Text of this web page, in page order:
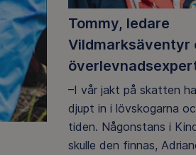
Tommy, ledare
Vildmarksäventyr
–I vår jakt på skatten
djupt in i lövskogarna
tiden. Någonstans i
skulle den finnas,